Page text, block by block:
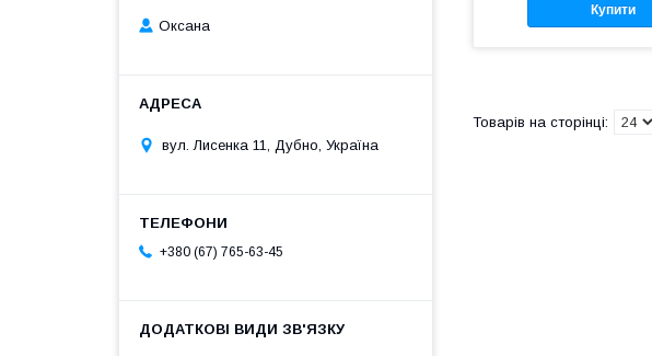
Купити
Оксана
вул. Лисенка 11, Дубно, Україна
+380 (67) 765-63-45